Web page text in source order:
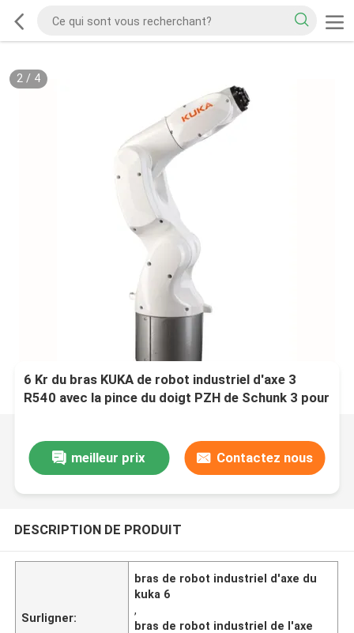
2/ 4
6 Kr du bras KUKA de robot industriel d'axe 3
R540 avec la pince du doigt PZH de Schunk 3 pour
meilleur prix Contactez nous
DESCRIPTION DE PRODUIT
Surligner:
bras de robot industriel d'axe du
kuka 6
,
bras de robot industriel de l'axe